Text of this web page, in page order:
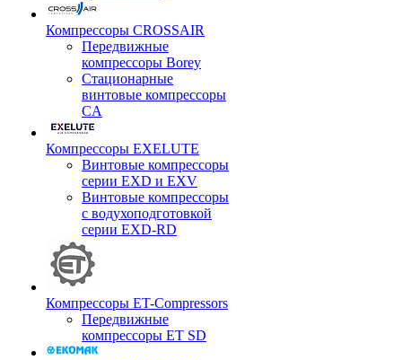
Компрессоры CROSSAIR
Передвижные
компрессоры Borey
Стационарные
винтовые компрессоры
CA
Компрессоры EXELUTE
Винтовые компрессоры
серии EXD и EXV
Винтовые компрессоры
с водухоподготовкой
серии EXD-RD
Компрессоры ET-Compressors
Передвижные
компрессоры ET SD